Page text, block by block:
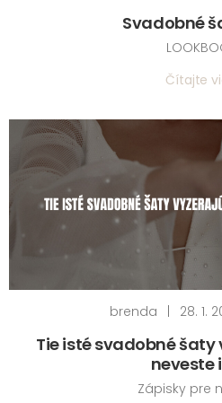
Svadobné
Čítajte
brenda | 28. 1.
Tie isté svadobné šaty
neveste
Zápisky pre